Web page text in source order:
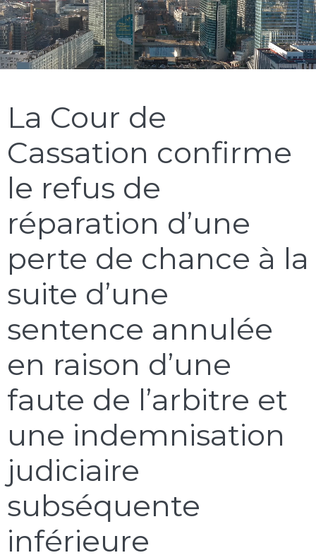
La Cour de
Cassation confirme
le refus de
réparation d’une
perte de chance à la
suite d’une
sentence annulée
en raison d’une
faute de l’arbitre et
une indemnisation
judiciaire
subséquente
inférieure